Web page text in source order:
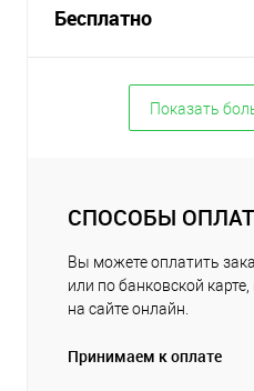
Бесплатно
Показать
СПОСОБЫ
Вы можете оплатить
или по банковской
на сайте онлайн.
Принимаем к оплате